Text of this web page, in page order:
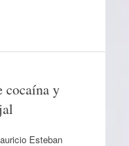
cocaína y
Esteban